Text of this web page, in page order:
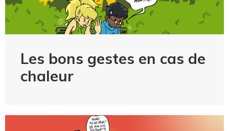
Les bons gestes en cas de
chaleur